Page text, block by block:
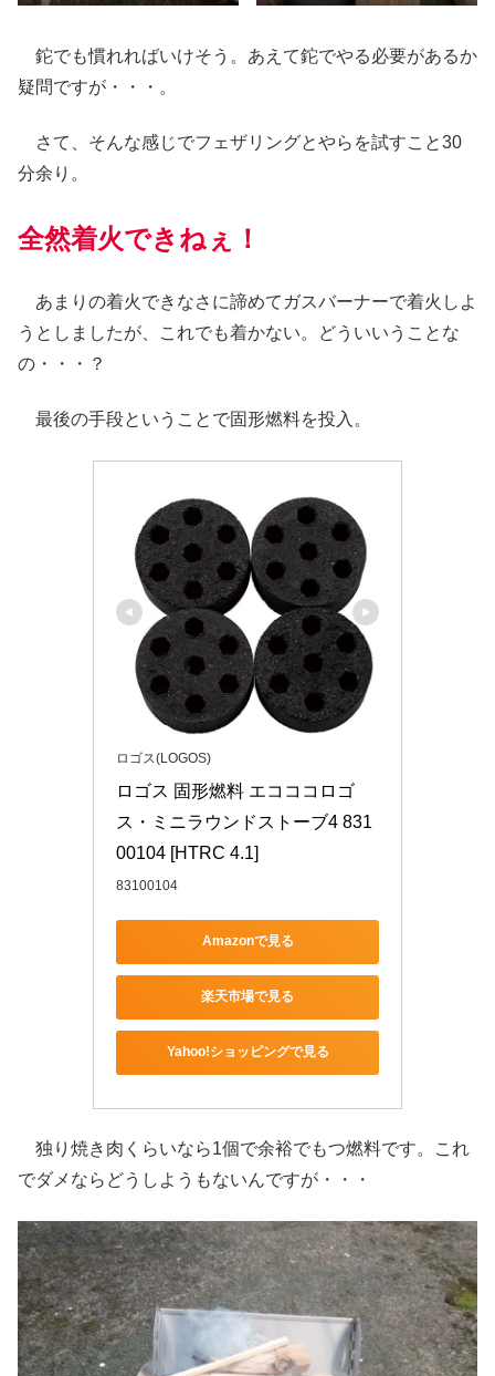
鉈でも慣れればいけそう。あえて鉈でやる必要があるか
疑問ですが・・・。
さて、そんな感じでフェザリングとやらを試すこと30
分余り。
全然着火できねぇ！
あまりの着火できなさに諦めてガスバーナーで着火しよ
うとしましたが、これでも着かない。どういいうことな
の・・・？
最後の手段ということで固形燃料を投入。
ロゴス(LOGOS)
ロゴス 固形燃料 エコココロゴ
ス・ミニラウンドストーブ4 831
00104 [HTRC 4.1]
83100104
Amazonで見る
楽天市場で見る
Yahoo!ショッピングで見る
独り焼き肉くらいなら1個で余裕でもつ燃料です。これ
でダメならどうしようもないんですが・・・